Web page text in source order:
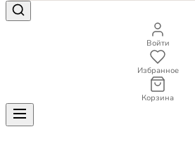
Войти
Избранное
Корзина